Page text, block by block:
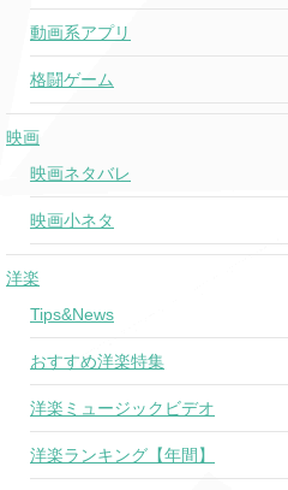
動画系アプリ
格闘ゲーム
映画
映画ネタバレ
映画小ネタ
洋楽
Tips&News
おすすめ洋楽特集
洋楽ミュージックビデオ
洋楽ランキング【年間】